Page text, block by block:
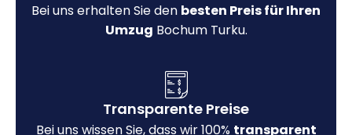
Bei uns erhalten Sie den besten Preis für Ihren
Umzug Bochum Turku.
Transparente Preise
Bei uns wissen Sie, dass wir 100% transparent